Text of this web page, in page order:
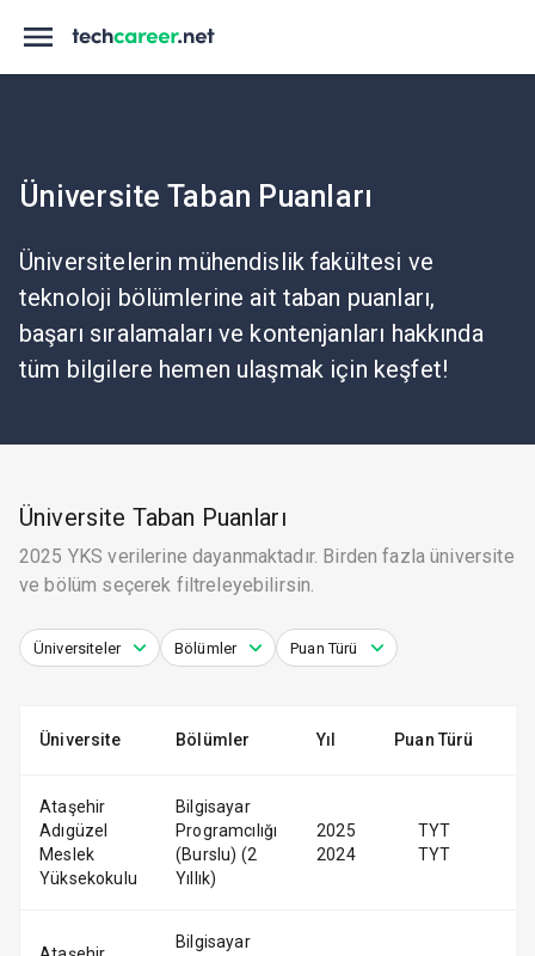
Üniversite Taban Puanları
Üniversitelerin mühendislik fakültesi ve
teknoloji bölümlerine ait taban puanları,
başarı sıralamaları ve kontenjanları hakkında
tüm bilgilere hemen ulaşmak için keşfet!
Üniversite Taban Puanları
2025 YKS verilerine dayanmaktadır. Birden fazla üniversite
ve bölüm seçerek filtreleyebilirsin.
Üniversiteler Bölümler Puan Türü
Üniversite Bölümler Yıl Puan Türü
Ataşehir
Adıgüzel
Meslek
Yüksekokulu
Bilgisayar
Programcılığı
(Burslu) (2
Yıllık)
2025
2024
TYT
TYT
Bilgisayar